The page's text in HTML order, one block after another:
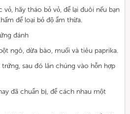
hãy tháo bỏ vỏ, để lại đuôi nếu bạn
để loại bỏ độ ẩm thừa.
đánh
ngô, dừa bào, muối và tiêu paprika.
sau đó lăn chúng vào hỗn hợp
đã chuẩn bị, để cách nhau một